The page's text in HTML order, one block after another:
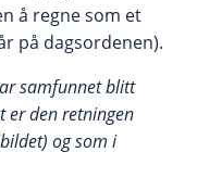
å regne som et
på dagsordenen).
samfunnet blitt
er den retningen
og som i